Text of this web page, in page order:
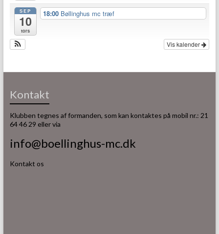
SEP
10
tors
18:00 Bøllinghus mc træf
Vis kalender
Kontakt
Klubben tegnes af formanden, som kan kontaktes på mobil nr.: 21
64 46 29 eller via
info@boellinghus-mc.dk
Kontakt os